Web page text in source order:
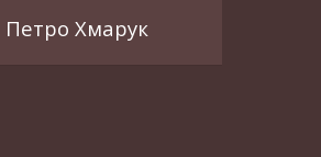
Петро Хмарук